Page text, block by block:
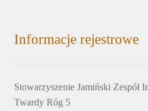
Informacje rejestrowe
Stowarzyszenie Jamiński Zespół
Twardy Róg 5